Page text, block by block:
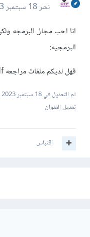
نشر18 سبتمبر 2023
انا احب مجال البرمجه
البرمجيه:
فهل لديكم ملفات مراجعه pdf لل html css js
تم التعديل في18 سبتمبر 2023
تعديل العنوان
اقتباس